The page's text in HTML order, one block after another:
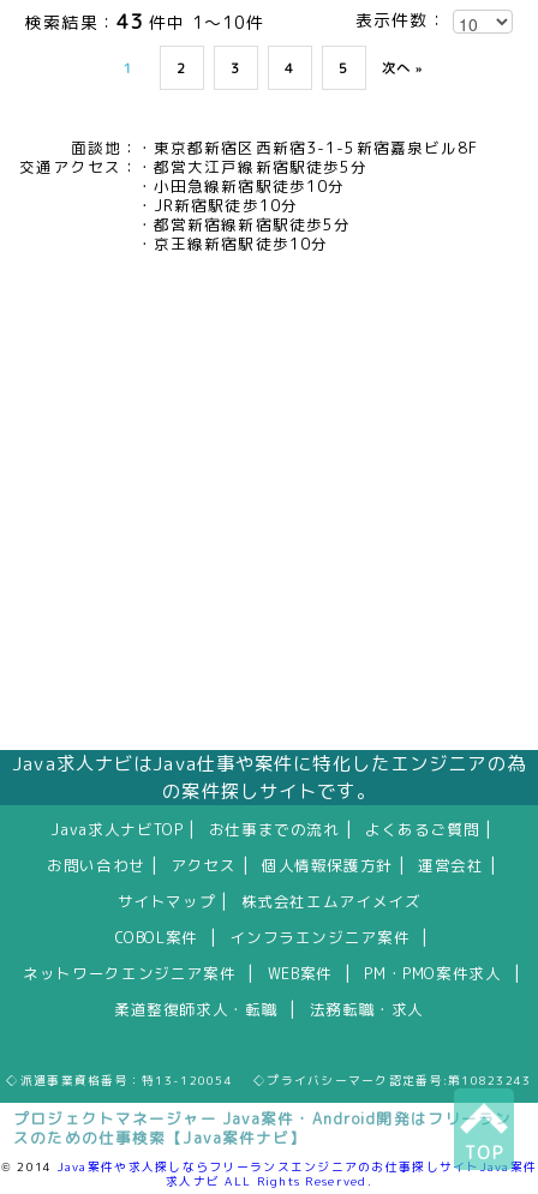
プロジェクトマネージャー Java案件・Android開発はフリーラン
スのための仕事検索【Java案件ナビ】
検索結果： 43 件中 1～10件 表示件数：
1 2 3 4 5 次へ »
面談地：
東京都新宿区西新宿3-1-5新宿嘉泉ビル8F
交通アクセス：
都営大江戸線新宿駅徒歩5分
小田急線新宿駅徒歩10分
JR新宿駅徒歩10分
都営新宿線新宿駅徒歩5分
京王線新宿駅徒歩10分
Java求人ナビはJava仕事や案件に特化したエンジニアの為
の案件探しサイトです。
TOP
Java求人ナビTOP お仕事までの流れ よくあるご質問
お問い合わせ アクセス 個人情報保護方針 運営会社
サイトマップ
株式会社エムアイメイズ
COBOL案件
インフラエンジニア案件
ネットワークエンジニア案件 WEB案件 PM・PMO案件求人
柔道整復師求人・転職 法務転職・求人
◇派遣事業資格番号：特13-120054 ◇プライバシーマーク認定番号:第10823243
© 2014
Java案件や求人探しならフリーランスエンジニアのお仕事探しサイトJava案件
求人ナビ ALL Rights Reserved.